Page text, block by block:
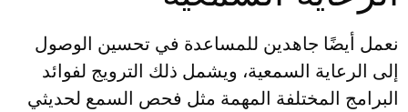
نعمل أيضًا جاهدين للمساعدة في تحسين الوصول
إلى الرعاية السمعية، ويشمل ذلك الترويج لفوائد
البرامج المختلفة المهمة مثل فحص السمع لحديثي